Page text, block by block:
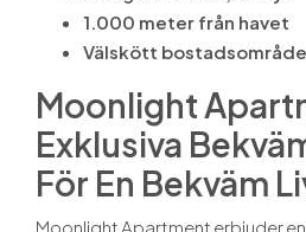
1.000 meter från havet
Välskött bostadsområde
Moonlight
Exklusiva
För En Bekväm
Moonlight Apartment erbjuder